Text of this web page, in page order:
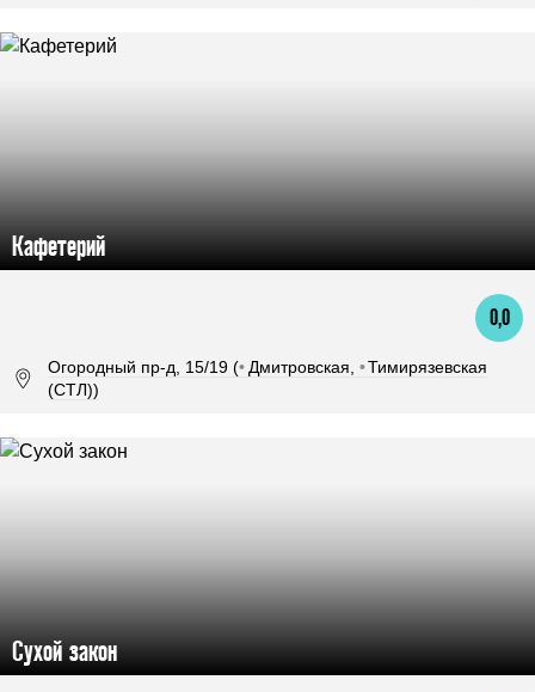
Кафетерий
0,0
Огородный пр-д, 15/19 (•Дмитровская, •Тимирязевская
(СТЛ))
Сухой закон